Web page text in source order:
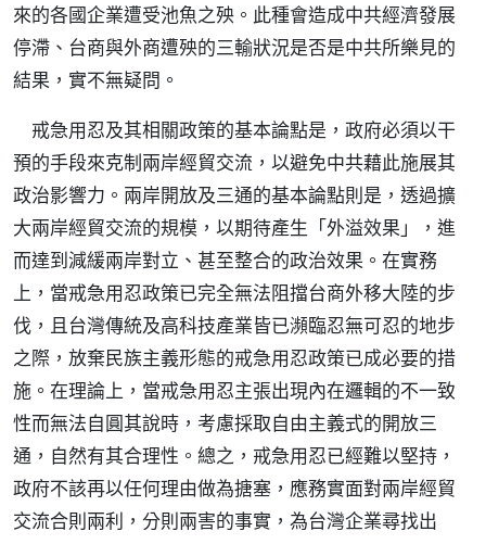
來的各國企業遭受池魚之殃。此種會造成中共經濟發展
停滯、台商與外商遭殃的三輸狀況是否是中共所樂見的
結果，實不無疑問。
戒急用忍及其相關政策的基本論點是，政府必須以干
預的手段來克制兩岸經貿交流，以避免中共藉此施展其
政治影響力。兩岸開放及三通的基本論點則是，透過擴
大兩岸經貿交流的規模，以期待產生「外溢效果」，進
而達到減緩兩岸對立、甚至整合的政治效果。在實務
上，當戒急用忍政策已完全無法阻擋台商外移大陸的步
伐，且台灣傳統及高科技產業皆已瀕臨忍無可忍的地步
之際，放棄民族主義形態的戒急用忍政策已成必要的措
施。在理論上，當戒急用忍主張出現內在邏輯的不一致
性而無法自圓其說時，考慮採取自由主義式的開放三
通，自然有其合理性。總之，戒急用忍已經難以堅持，
政府不該再以任何理由做為搪塞，應務實面對兩岸經貿
交流合則兩利，分則兩害的事實，為台灣企業尋找出